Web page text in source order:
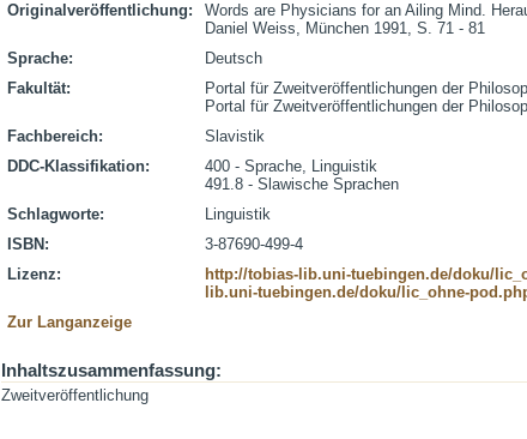
Originalveröffentlichung:
Words are Physicians for an Ailing Mind.
Daniel Weiss, München 1991, S. 71 - 81
Sprache:
Deutsch
Fakultät:
Portal für Zweitveröffentlichungen der
Portal für Zweitveröffentlichungen der
Fachbereich:
Slavistik
DDC-Klassifikation:
400 - Sprache, Linguistik
491.8 - Slawische Sprachen
Schlagworte:
Linguistik
ISBN:
3-87690-499-4
Lizenz:
http://tobias-lib.uni-tuebingen.de/doku/
lib.uni-tuebingen.de/doku/lic_ohne-
Zur Langanzeige
Inhaltszusammenfassung:
Zweitveröffentlichung